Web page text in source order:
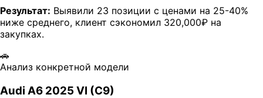
Результат: Выявили 23 позиции с ценами на 25-40%
ниже среднего, клиент сэкономил 320,000₽ на
закупках.
🚗
Анализ конкретной модели
Audi A6 2025 VI (C9)